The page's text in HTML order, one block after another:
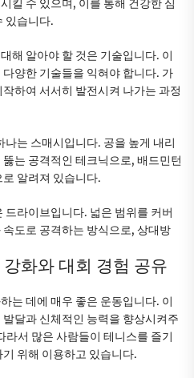
킬 수 있으며, 이를 통해 건강한 심
있습니다.
해 알아야 할 것은 기술입니다. 이
양한 기술들을 익혀야 합니다. 가
하여 서서히 발전시켜 나가는 과정
나는 스매시입니다. 공을 높게 내리
는 공격적인 테크닉으로, 배드민턴
알려져 있습니다.
드라이브입니다. 넓은 범위를 커버
도로 공격하는 방식으로, 상대방
화와 대회 경험 공유
는 데에 매우 좋은 운동입니다. 이
달과 신체적인 능력을 향상시켜주
라서 많은 사람들이 테니스를 즐기
위해 이용하고 있습니다.